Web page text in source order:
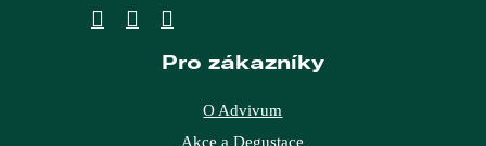
Pro zákazníky
O Advivum
Akce a Degustace